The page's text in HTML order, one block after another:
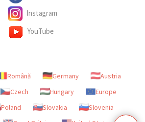
Instagram
YouTube
Română Germany
Austria
Czech Hungary
Europe
Poland Slovakia
Slovenia